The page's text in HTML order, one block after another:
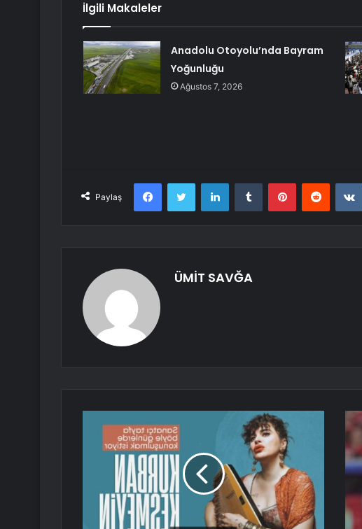
İlgili Makaleler
Anadolu Otoyolu’nda Bayram
Yoğunluğu
Ağustos 7, 2026
Paylaş
FacebookTwitter LinkedInTumblr PinterestReddit
ÜMİT SAVĞA